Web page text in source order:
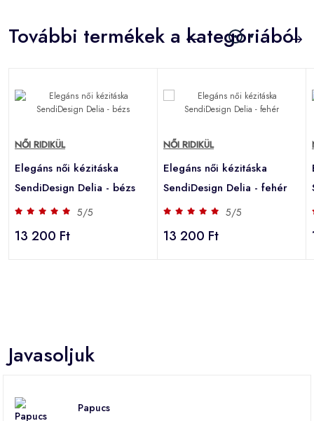
További termékek a kategóriából
NŐI RIDIKÜL
Elegáns női kézitáska
SendiDesign Delia - bézs
5/5
13 200 Ft
NŐI RIDIKÜL
Elegáns női kézitáska
SendiDesign Delia - fehér
5/5
13 200 Ft
Javasoljuk
Papucs